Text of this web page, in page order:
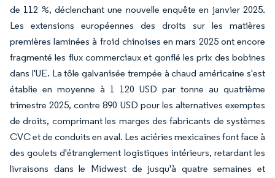
de 112 %, déclenchant une nouvelle enquête en janvier 2025.
Les extensions européennes des droits sur les matières
premières laminées à froid chinoises en mars 2025 ont encore
fragmenté les flux commerciaux et gonflé les prix des bobines
dans l'UE. La tôle galvanisée trempée à chaud américaine s'est
établie en moyenne à 1 120 USD par tonne au quatrième
trimestre 2025, contre 890 USD pour les alternatives exemptes
de droits, comprimant les marges des fabricants de systèmes
CVC et de conduits en aval. Les aciéries mexicaines font face à
des goulets d'étranglement logistiques intérieurs, retardant les
livraisons dans le Midwest de jusqu'à quatre semaines et